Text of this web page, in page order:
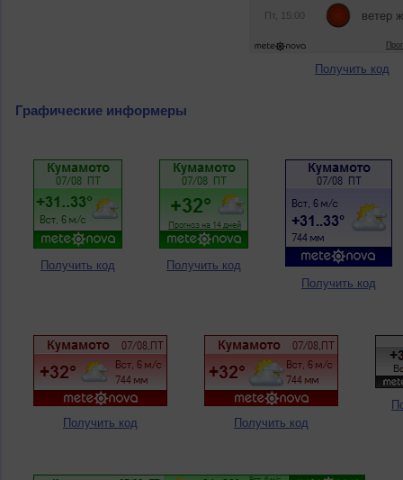
Получить код
Графические информеры
Получить код
Получить код
Получить код
Получить код Получить код